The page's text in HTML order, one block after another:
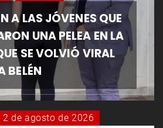
A LAS JÓVENES QUE
UNA PELEA EN LA
SE VOLVIÓ VIRAL
BELÉN
2 de agosto de 2026